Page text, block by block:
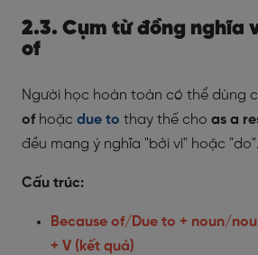
2.3. Cụm từ đồng nghĩa
of
Người học hoàn toàn có thể dùng
ofhoặc due to thay thế cho as a
đều mang ý nghĩa "bởi vì" hoặc "do".
Cấu trúc:
Because of/Due to + noun/
+ V (kết quả)